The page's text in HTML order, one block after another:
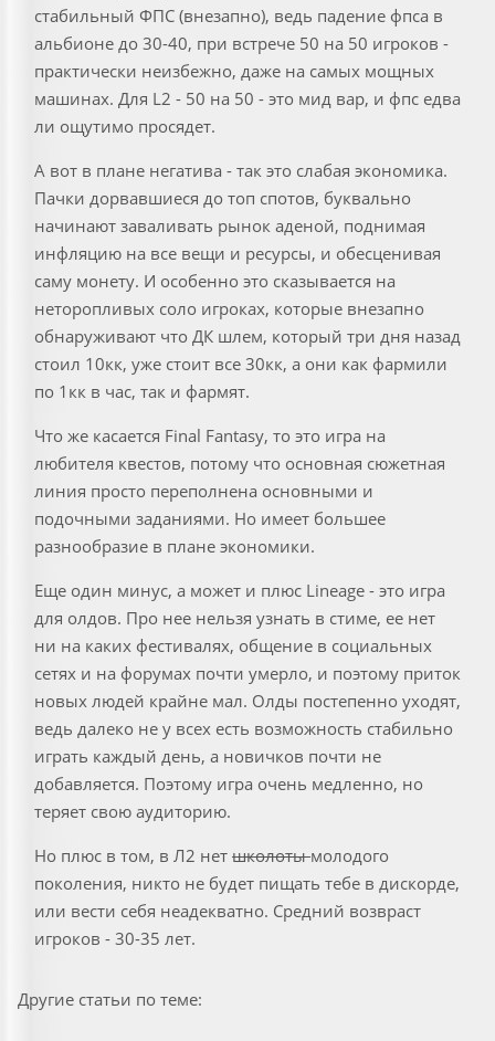
стабильный ФПС (внезапно), ведь падение фпса в
альбионе до 30-40, при встрече 50 на 50 игроков -
практически неизбежно, даже на самых мощных
машинах. Для L2 - 50 на 50 - это мид вар, и фпс едва
ли ощутимо просядет.
А вот в плане негатива - так это слабая экономика.
Пачки дорвавшиеся до топ спотов, буквально
начинают заваливать рынок аденой, поднимая
инфляцию на все вещи и ресурсы, и обесценивая
саму монету. И особенно это сказывается на
неторопливых соло игроках, которые внезапно
обнаруживают что ДК шлем, который три дня назад
стоил 10кк, уже стоит все 30кк, а они как фармили
по 1кк в час, так и фармят.
Что же касается Final Fantasy, то это игра на
любителя квестов, потому что основная сюжетная
линия просто переполнена основными и
подочными заданиями. Но имеет большее
разнообразие в плане экономики.
Еще один минус, а может и плюс Lineage - это игра
для олдов. Про нее нельзя узнать в стиме, ее нет
ни на каких фестивалях, общение в социальных
сетях и на форумах почти умерло, и поэтому приток
новых людей крайне мал. Олды постепенно уходят,
ведь далеко не у всех есть возможность стабильно
играть каждый день, а новичков почти не
добавляется. Поэтому игра очень медленно, но
теряет свою аудиторию.
Но плюс в том, в Л2 нет школотымолодого
поколения, никто не будет пищать тебе в дискорде,
или вести себя неадекватно. Средний возвраст
игроков - 30-35 лет.
Другие статьи по теме: